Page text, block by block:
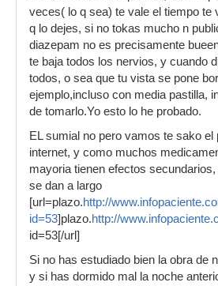
veces( lo q sea) te vale el tiempo te
q lo dejes, si no tokas mucho n
diazepam no es precisamente
te baja todos los nervios, y cuando
todos, o sea que tu vista se pone
ejemplo,incluso con media pastilla,
de tomarlo.Yo esto lo he probado.
EL sumial no pero vamos te sako el
internet, y como muchos
mayoria tienen efectos
se dan a largo
[url=plazo.http://
id=53]plazo.http://
id=53[/url]
Si no has estudiado bien la obra de
y si has dormido mal la noche